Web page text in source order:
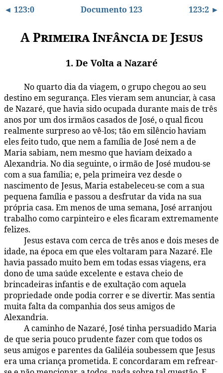
◄ 123:0 Documento 123 123:2 ►
A Primeira Infância de Jesus
1. De Volta a Nazaré
No quarto dia da viagem, o grupo chegou ao seu
destino em segurança. Eles vieram sem anunciar, à casa
de Nazaré, que havia sido ocupada durante mais de três
anos por um dos irmãos casados de José, o qual ficou
realmente surpreso ao vê-los; tão em silêncio haviam
eles feito tudo, que nem a família de José nem a de
Maria sabiam, nem mesmo que haviam deixado a
Alexandria. No dia seguinte, o irmão de José mudou-se
com a sua família; e, pela primeira vez desde o
nascimento de Jesus, Maria estabeleceu-se com a sua
pequena família e passou a desfrutar da vida na sua
própria casa. Em menos de uma semana, José arranjou
trabalho como carpinteiro e eles ficaram extremamente
felizes.
Jesus estava com cerca de três anos e dois meses de
idade, na época em que eles voltaram para Nazaré. Ele
havia passado muito bem em todas essas viagens, era
dono de uma saúde excelente e estava cheio de
brincadeiras infantis e de exultação com aquela
propriedade onde podia correr e se divertir. Mas sentia
muita falta da companhia dos seus amigos de
Alexandria.
A caminho de Nazaré, José tinha persuadido Maria
de que seria pouco prudente fazer com que todos os
seus amigos e parentes da Galiléia soubessem que Jesus
era uma criança prometida. E concordaram em refrear-